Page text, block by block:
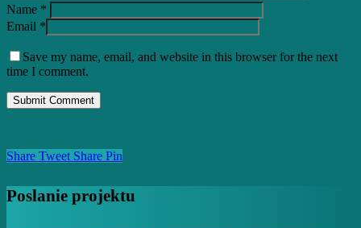
Name *
Email *
Save my name, email, and website in this browser for the next
time I comment.
Share Tweet Share Pin
Poslanie projektu